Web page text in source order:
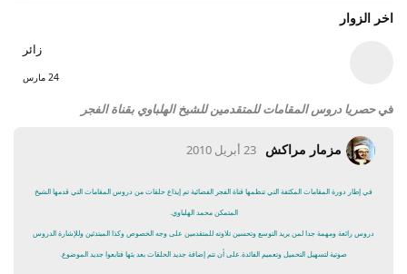
اخر الزوار
زائر
24 مارس
فيحصريا دروس المقامات للمتقدمين للشيخ الهلباوي بقناة الفجر
مزمار مراكش 23 أبريل 2010
في إطار دورة المقامات المكثفة التي تنظمها قناة الفجر الفضائية تم إيذاع حلقات من دروس المقامات التي قدمها الشيخ
المتمكن محمد الهلباوي.
دروس رائعة ومهمة جدا لمن يريد التوسع وتحسين تلاوته للمتقدمين على وجه الخصوص وكذا المبتدئين وللإشارة الدروس
صوتية لتسهيل التحميل وتعميم الفائدة.على أن تتم إضافة جديد الحلقات بعد بثها فتابعوا جديد الموضوع.